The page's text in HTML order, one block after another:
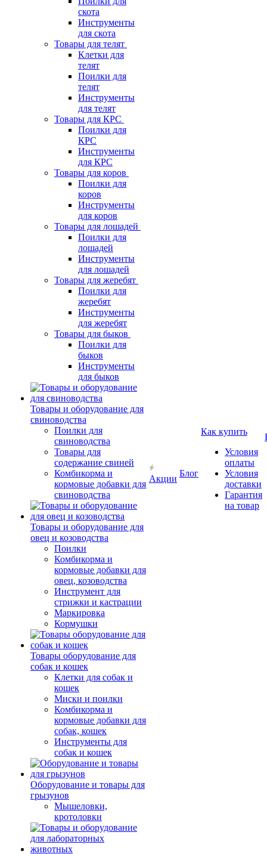
скота
Инструменты
для скота
Товары для телят
Клетки для
телят
Поилки для
телят
Инструменты
для телят
Товары для КРС
Поилки для
КРС
Инструменты
для КРС
Товары для коров
Поилки для
коров
Инструменты
для коров
Товары для лошадей
Поилки для
лошадей
Инструменты
для лошадей
Товары для жеребят
Поилки для
жеребят
Инструменты
для жеребят
Товары для быков
Поилки для
быков
Инструменты
для быков
Товары и оборудование для
свиноводства
Поилки для
свиноводства
Товары для
содержание свиней
Комбикорма и
кормовые добавки для
свиноводства
Товары и оборудование для
овец и козоводства
Поилки
Комбикорма и
кормовые добавки для
овец, козоводства
Инструмент для
стрижки и кастрации
Маркировка
Кормушки
Товары оборудование для
собак и кошек
Клетки для собак и
кошек
Миски и поилки
Комбикорма и
кормовые добавки для
собак, кошек
Инструменты для
собак и кошек
Оборудование и товары для
грызунов
Мышеловки,
кротоловки
Акции
Блог
Как купить
Условия
оплаты
Условия
доставки
Гарантия
на товар